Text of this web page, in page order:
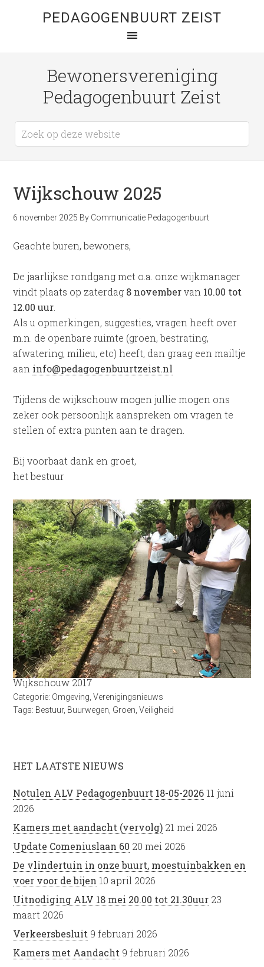
PEDAGOGENBUURT ZEIST
Bewonersvereniging
Pedagogenbuurt Zeist
Wijkschouw 2025
6 november 2025 By Communicatie Pedagogenbuurt
Geachte buren, bewoners,
De jaarlijkse rondgang met o.a. onze wijkmanager
vindt plaats op zaterdag 8 novembervan 10.00 tot
12.00 uur
Als u opmerkingen, suggesties, vragen heeft over
m.n. de openbare ruimte (groen, bestrating,
afwatering, milieu, etc) heeft, dan graag een mailtje
aan info@pedagogenbuurtzeist.nl
Tijdens de wijkschouw mogen jullie mogen ons
zeker ook persoonlijk aanspreken om vragen te
stellen of extra punten aan te dragen.
Bij voorbaat dank en groet,
het bestuur
Wijkschouw 2017
Categorie: Omgeving,Verenigingsnieuws
Tags: Bestuur, Buurwegen, Groen,Veiligheid
HET LAATSTE NIEUWS
Notulen ALV Pedagogenbuurt 18-05-2026 11 juni
2026
Kamers met aandacht (vervolg) 21 mei 2026
Update Comeniuslaan 60 20 mei 2026
De vlindertuin in onze buurt, moestuinbakken en
voer voor de bijen 10 april 2026
Uitnodiging ALV 18 mei 20.00 tot 21.30uur 23
maart 2026
Verkeersbesluit 9 februari 2026
Kamers met Aandacht 9 februari 2026